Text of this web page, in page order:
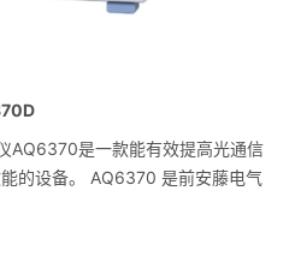
AQ6370是一款能有效提高光通信
的设备。 AQ6370 是前安藤电气